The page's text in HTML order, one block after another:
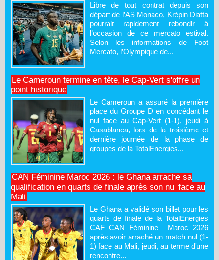
Libre de tout contrat depuis son
départ de l’AS Monaco, Krépin Diatta
pourrait rapidement rebondir à
l’occasion de ce mercato estival.
Selon les informations de Foot
Mercato, l’Olympique de...
Le Cameroun termine en tête, le Cap-Vert s'offre un
point historique
Le Cameroun a assuré la première
place du Groupe D en concédant le
nul face au Cap-Vert (1-1), jeudi à
Casablanca, lors de la troisième et
dernière journée de la phase de
groupes de la TotalEnergies...
CAN Féminine Maroc 2026 : le Ghana arrache sa
qualification en quarts de finale après son nul face au
Mali
Le Ghana a validé son billet pour les
quarts de finale de la TotalEnergies
CAF CAN Féminine Maroc 2026
après avoir arraché un match nul (1-
1) face au Mali, jeudi, au terme d'une
rencontre...